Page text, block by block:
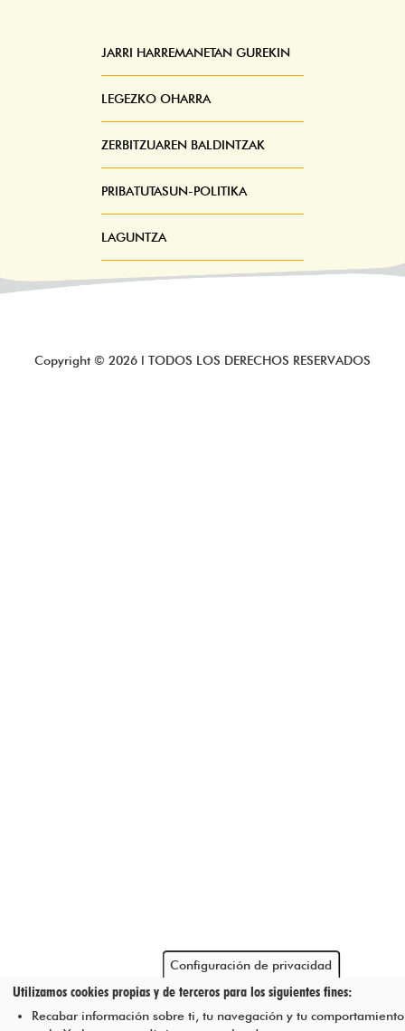
Pie
Menú
JARRI HARREMANETAN GUREKIN
LEGEZKO OHARRA
ZERBITZUAREN BALDINTZAK
PRIBATUTASUN-POLITIKA
LAGUNTZA
Copyright © 2026 l TODOS LOS DERECHOS RESERVADOS
Configuración de privacidad
Utilizamos cookies propias y de terceros para los siguientes fines:
Recabar información sobre ti, tu navegación y tu